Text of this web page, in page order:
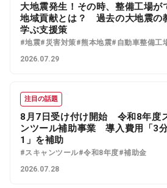
大地震発生！その時、整備工場が
地域貢献とは？ 過去の大地震の
学ぶ支援策
#地震#災害対策#熊本地震#自動車整備工
2026.07.29
注目の話題
8月7日受け付け開始 令和8年度
ンツール補助事業 導入費用「3
1」を補助
#スキャンツール#令和8年度#補助金
2026.07.28